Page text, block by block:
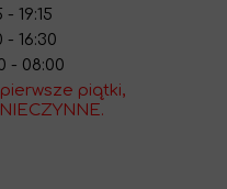
19:15
- 16:30
- 08:00
piątki,